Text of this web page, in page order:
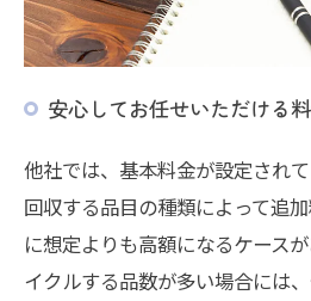
安心してお任せいただける
他社では、基本料金が設定され
回収する品目の種類によって追
に想定よりも高額になるケース
イクルする品数が多い場合には